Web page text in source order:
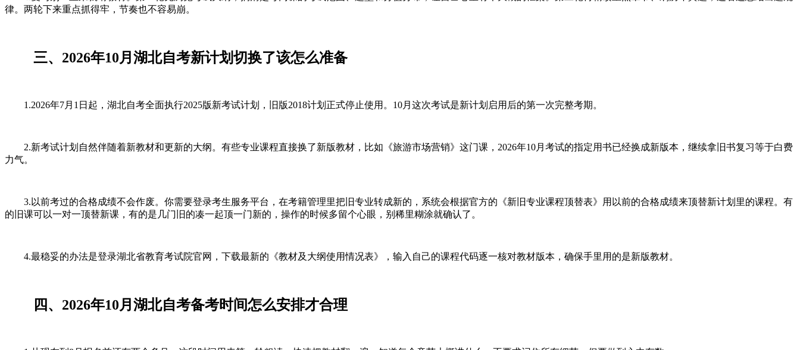
律。两轮下来重点抓得牢，节奏也不容易崩。
三、2026年10月湖北自考新计划切换了该怎么准备
1.2026年7月1日起，湖北自考全面执行2025版新考试计划，旧版2018计划正式停止使用。10月这次考试是新计划启用后的第一次完整考期。
2.新考试计划自然伴随着新教材和更新的大纲。有些专业课程直接换了新版教材，比如《旅游市场营销》这门课，2026年10月考试的指定用书已经换成新版本，继续拿旧书复习等于白费
力气。
3.以前考过的合格成绩不会作废。你需要登录考生服务平台，在考籍管理里把旧专业转成新的，系统会根据官方的《新旧专业课程顶替表》用以前的合格成绩来顶替新计划里的课程。有
的旧课可以一对一顶替新课，有的是几门旧的凑一起顶一门新的，操作的时候多留个心眼，别稀里糊涂就确认了。
4.最稳妥的办法是登录湖北省教育考试院官网，下载最新的《教材及大纲使用情况表》，输入自己的课程代码逐一核对教材版本，确保手里用的是新版教材。
四、2026年10月湖北自考备考时间怎么安排才合理